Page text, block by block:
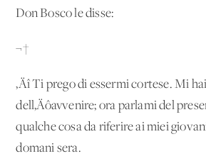
Don Bosco le disse:
¬†
‚Äî Ti prego di essermi cortese. Mi
dell‚Äôavvenire; ora parlami del
qualche cosa da riferire ai miei
domani sera.